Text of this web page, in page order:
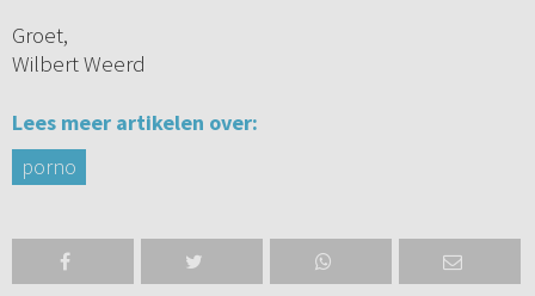
Groet,
Wilbert Weerd
Lees meer artikelen over:
porno